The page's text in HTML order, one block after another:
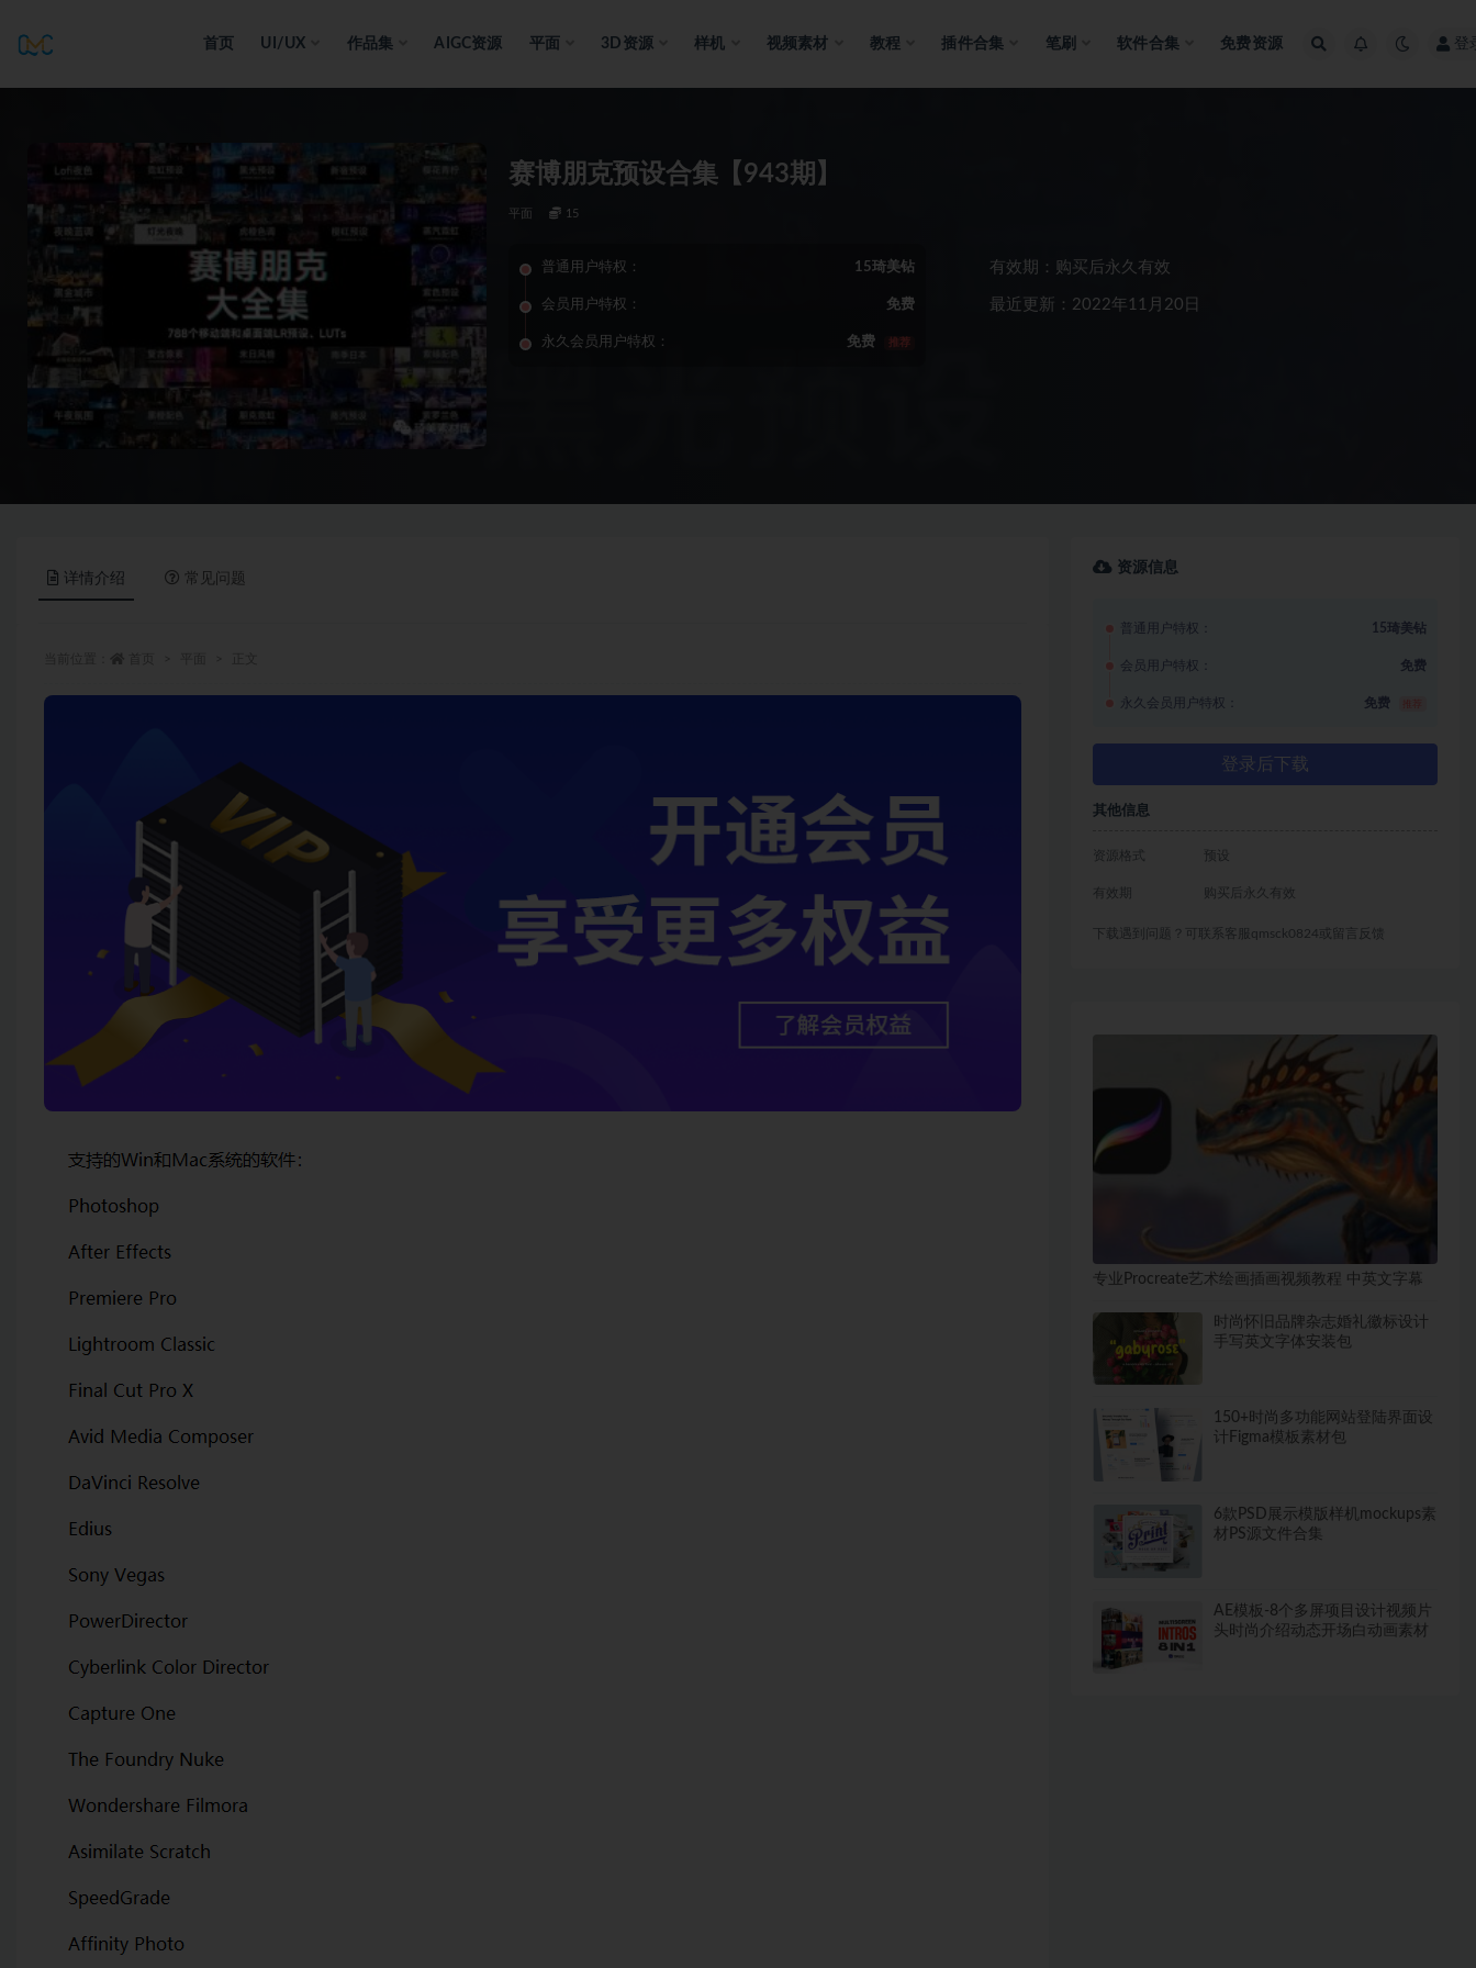
首页 UI/UX 作品集 AIGC资源 平面 3D资源 样机 视频素材 教程 插件合集 笔刷 软件合集 免费资源 登
赛博朋克预设合集【943期】
平面 15
普通用户特权： 15琦美钻
会员用户特权： 免费
永久会员用户特权： 免费 推荐
有效期：购买后永久有效
最近更新：2022年11月20日
详情介绍 常见问题
资源信息
普通用户特权： 15琦美钻
会员用户特权： 免费
永久会员用户特权： 免费
登录后下载
其他信息
资源格式 预设
有效期 购买后永久有效
下载遇到问题？可联系客服qmsck0824或留言反馈
专业Procreate艺术绘画插画视频教程 中英文字幕
时尚怀旧品牌杂志婚礼徽标设计
手写英文字体安装包
150+时尚多功能网站登陆界面设
计Figma模板素材包
6款PSD展示模版样机mockups素
材PS源文件合集
AE模板-8个多屏项目设计视频片
头时尚介绍动态开场白动画素材